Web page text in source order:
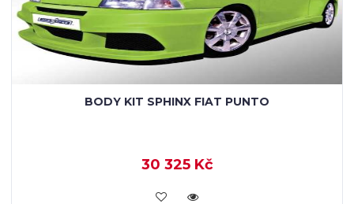
BODY KIT SPHINX FIAT PUNTO
30 325 Kč
KOUPIT